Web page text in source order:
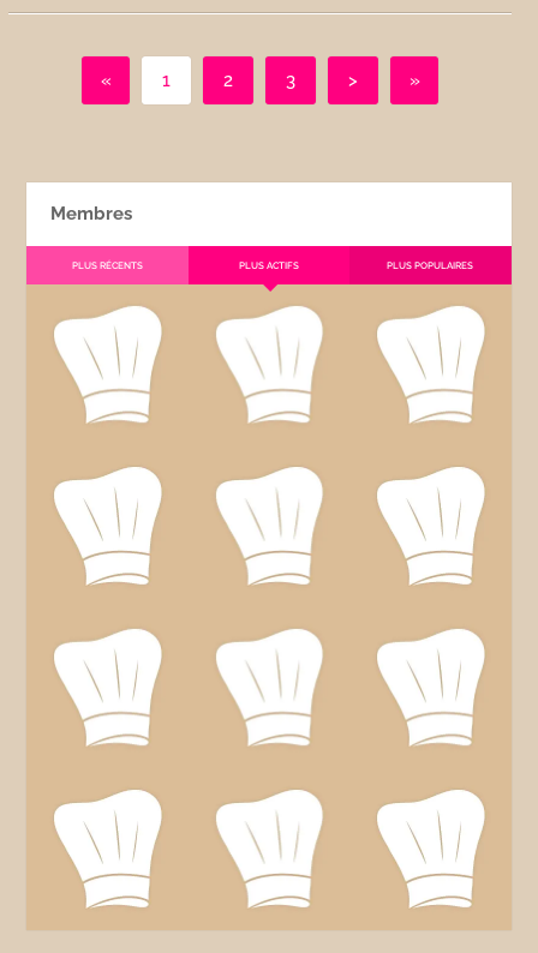
« 1 2 3 > »
Membres
PLUS RÉCENTS PLUS ACTIFS PLUS POPULAIRES